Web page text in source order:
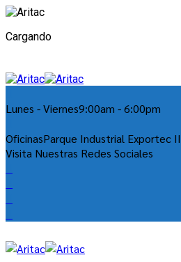
Cargando
Lunes - Viernes9:00am - 6:00pm
OficinasParque Industrial Exportec
Visita Nuestras Redes Sociales